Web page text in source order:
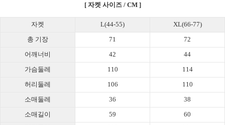
[ 자켓 사이즈 / CM ]
자켓 L(44-55) XL(66-77)
총 기장 71 72
어깨너비 42 44
가슴둘레 110 114
허리둘레 106 110
소매둘레 36 38
소매길이 59 60